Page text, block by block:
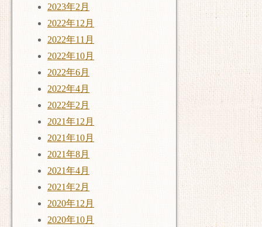
2023年2月
2022年12月
2022年11月
2022年10月
2022年6月
2022年4月
2022年2月
2021年12月
2021年10月
2021年8月
2021年4月
2021年2月
2020年12月
2020年10月